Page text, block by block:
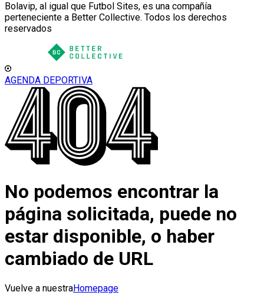
Bolavip, al igual que Futbol Sites, es una compañía
perteneciente a Better Collective. Todos los derechos
reservados
AGENDA DEPORTIVA
No podemos encontrar la
página solicitada, puede no
estar disponible, o haber
cambiado de URL
Vuelve a nuestraHomepage